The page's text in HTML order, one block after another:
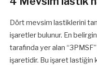
Dört mevsim lastiklerini
işaretler bulunur. En
tarafında yer alan
işaretidir. Bu işaret lastiğin